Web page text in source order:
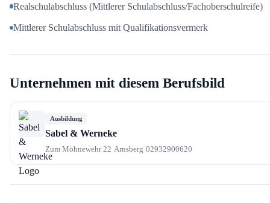
Realschulabschluss (Mittlerer Schulabschluss/Fachoberschulreife)
Mittlerer Schulabschluss mit Qualifikationsvermerk
Unternehmen mit diesem Berufsbild
Ausbildung
Sabel & Werneke
Zum Möhnewehr 22 Arnsberg 02932900620